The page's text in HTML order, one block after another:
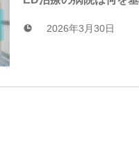
2026年3月30日